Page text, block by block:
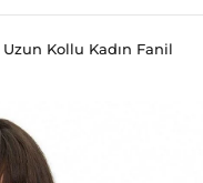
Kollu Kadın Fanil